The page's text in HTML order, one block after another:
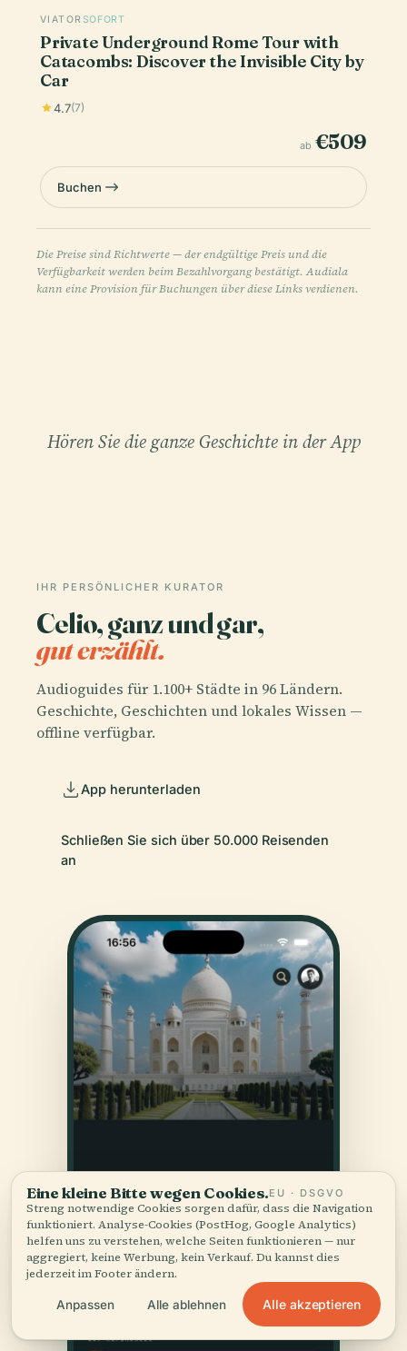
VIATOR SOFORT
Private Underground Rome Tour with
Catacombs: Discover the Invisible City by
Car
4.7(7)
ab €509
Buchen
Die Preise sind Richtwerte — der endgültige Preis und die
Verfügbarkeit werden beim Bezahlvorgang bestätigt. Audiala
kann eine Provision für Buchungen über diese Links verdienen.
Hören Sie die ganze Geschichte in der App
IHR PERSÖNLICHER KURATOR
Celio, ganz und gar,
gut erzählt.
Audioguides für 1.100+ Städte in 96 Ländern.
Geschichte, Geschichten und lokales Wissen —
offline verfügbar.
App herunterladen
Schließen Sie sich über 50.000 Reisenden
an
Eine kleine Bitte wegen Cookies.EU · DSGVO
Streng notwendige Cookies sorgen dafür, dass die Navigation
funktioniert. Analyse-Cookies (PostHog, Google Analytics)
helfen uns zu verstehen, welche Seiten funktionieren — nur
aggregiert, keine Werbung, kein Verkauf. Du kannst dies
jederzeit im Footer ändern.
Anpassen Alle ablehnen Alle akzeptieren